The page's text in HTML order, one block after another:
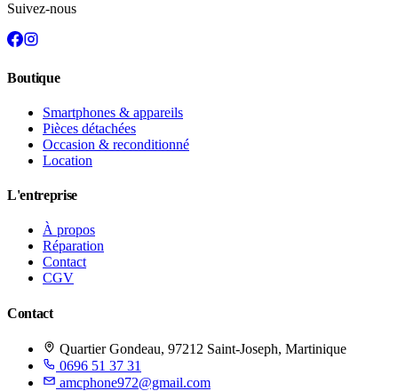
Suivez-nous
Boutique
Smartphones & appareils
Pièces détachées
Occasion & reconditionné
Location
L'entreprise
À propos
Réparation
Contact
CGV
Contact
Quartier Gondeau, 97212 Saint-Joseph, Martinique
0696 51 37 31
amcphone972@gmail.com